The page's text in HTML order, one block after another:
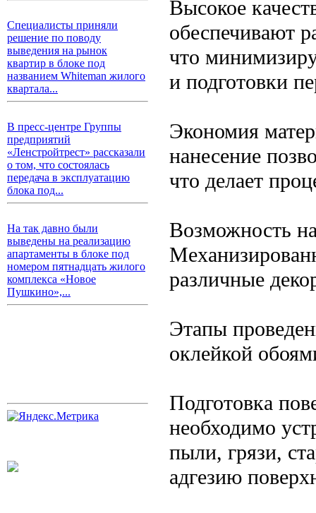
Специалисты приняли
решение по поводу
выведения на рынок
квартир в блоке под
названием Whiteman жилого
квартала...
В пресс-центре Группы
предприятий
«Ленстройтрест» рассказали
о том, что состоялась
передача в эксплуатацию
блока под...
На так давно были
выведены на реализацию
апартаменты в блоке под
номером пятнадцать жилого
комплекса «Новое
Пушкино»,...
Высокое
обеспечивают
что
и подготовки
Экономия
нанесение
что делает
Возможность
различные
Этапы
оклейкой
Подготовка
необходимо
пыли, грязи,
адгезию